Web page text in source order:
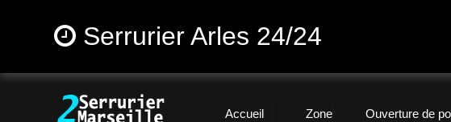
Serrurier Arles 24/24
Accueil Zone Ouverture de